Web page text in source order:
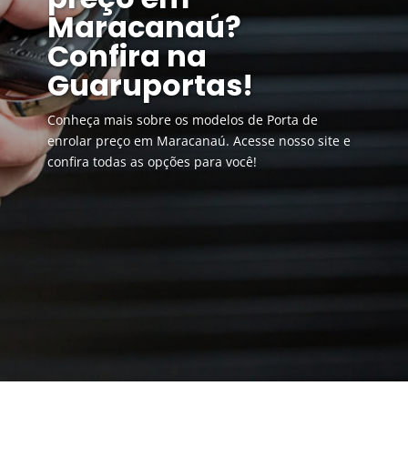
Maracanaú?
Confira na
Guaruportas!
Conheça mais sobre os modelos de Porta de
enrolar preço em Maracanaú. Acesse nosso site e
confira todas as opções para você!